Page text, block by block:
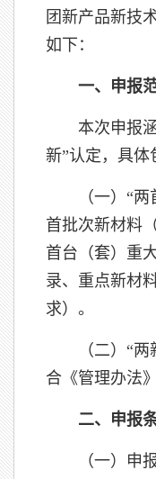
团新产品新技
如下：
一、申报
本次申报
新”认定，具体
（一）“
首批次新材料
首台（套）重
录、重点新材
求）。
（二）“
合《管理办法
二、申报
（一）申